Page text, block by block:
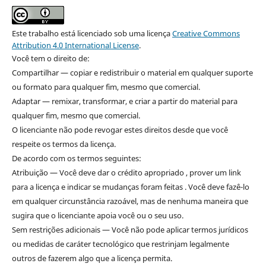
Este trabalho está licenciado sob uma licençaCreative Commons
Attribution 4.0 International License.
Você tem o direito de:
Compartilhar — copiar e redistribuir o material em qualquer suporte
ou formato para qualquer fim, mesmo que comercial.
Adaptar — remixar, transformar, e criar a partir do material para
qualquer fim, mesmo que comercial.
O licenciante não pode revogar estes direitos desde que você
respeite os termos da licença.
De acordo com os termos seguintes:
Atribuição — Você deve dar o crédito apropriado , prover um link
para a licença e indicar se mudanças foram feitas . Você deve fazê-lo
em qualquer circunstância razoável, mas de nenhuma maneira que
sugira que o licenciante apoia você ou o seu uso.
Sem restrições adicionais — Você não pode aplicar termos jurídicos
ou medidas de caráter tecnológico que restrinjam legalmente
outros de fazerem algo que a licença permita.